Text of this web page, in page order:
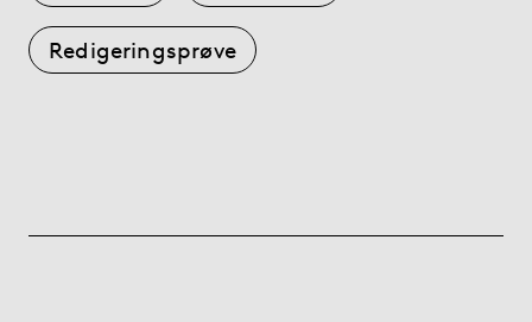
Redigeringsprøve